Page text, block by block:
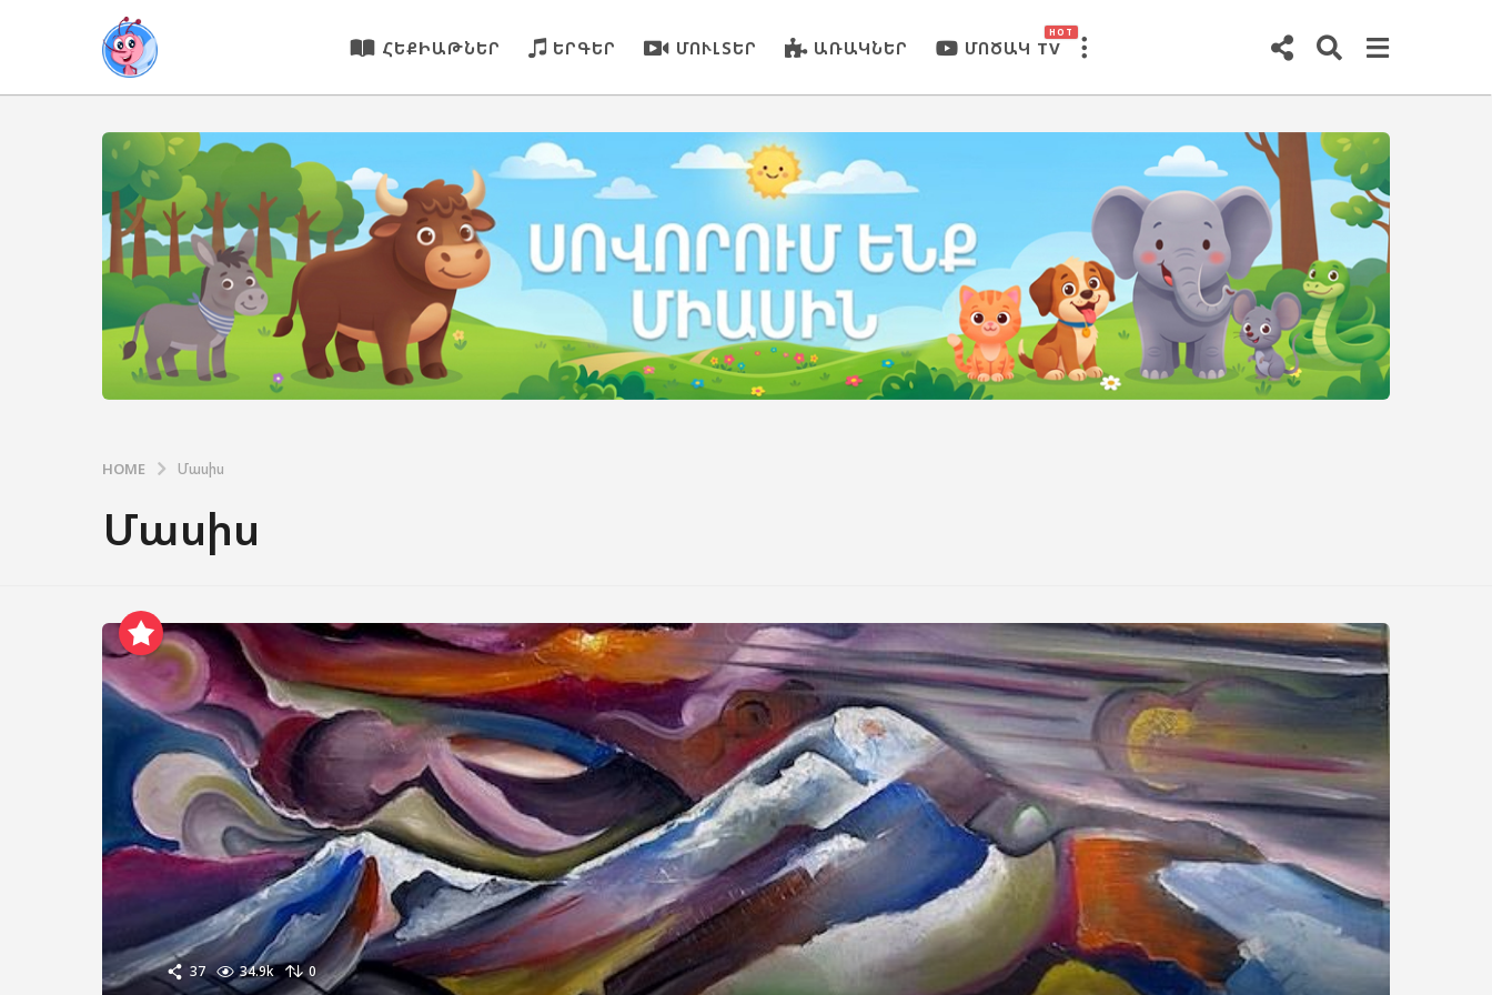
ՀԵՔԻԱԹՆԵՐ ԵՐԳԵՐ ՄՈՒԼՏԵՐ ԱՌԱԿՆԵՐ ՄՈԾԱԿ TV
HOT
HOME Մասիս
Մասիս
37 34.9k 0